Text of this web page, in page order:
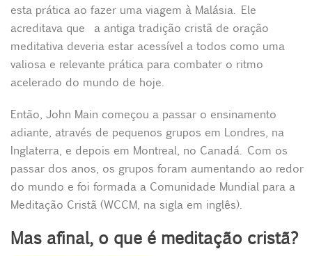
esta prática ao fazer uma viagem à Malásia. Ele
acreditava que a antiga tradição cristã de oração
meditativa deveria estar acessível a todos como uma
valiosa e relevante prática para combater o ritmo
acelerado do mundo de hoje.
Então, John Main começou a passar o ensinamento
adiante, através de pequenos grupos em Londres, na
Inglaterra, e depois em Montreal, no Canadá. Com os
passar dos anos, os grupos foram aumentando ao redor
do mundo e foi formada a Comunidade Mundial para a
Meditação Cristã (WCCM, na sigla em inglês).
Mas afinal, o que é meditação cristã?